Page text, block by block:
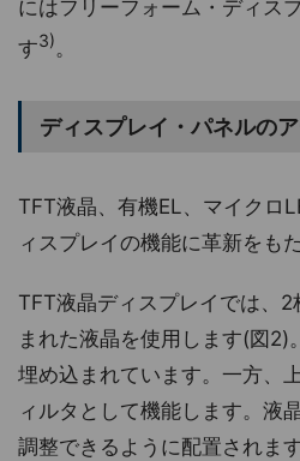
にはフリーフォーム・ディス
す3)。
ディスプレイ・パネルの
TFT液晶、有機EL、マイクロ
ィスプレイの機能に革新をも
TFT液晶ディスプレイでは、
まれた液晶を使用します(図2)
埋め込まれています。一方、
ィルタとして機能します。液
調整できるように配置されま